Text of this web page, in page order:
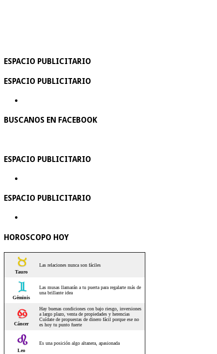
ESPACIO PUBLICITARIO
ESPACIO PUBLICITARIO
BUSCANOS EN FACEBOOK
ESPACIO PUBLICITARIO
ESPACIO PUBLICITARIO
HOROSCOPO HOY